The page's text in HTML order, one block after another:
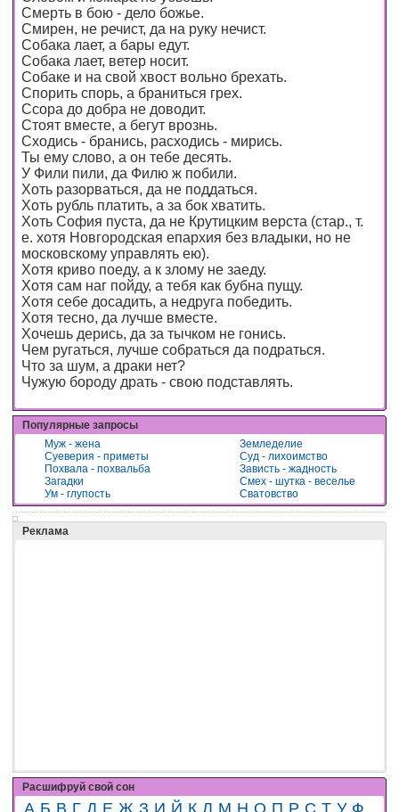
Смерть в бою - дело божье.
Смирен, не речист, да на руку нечист.
Собака лает, а бары едут.
Собака лает, ветер носит.
Собаке и на свой хвост вольно брехать.
Спорить спорь, а браниться грех.
Ссора до добра не доводит.
Стоят вместе, а бегут врознь.
Сходись - бранись, расходись - мирись.
Ты ему слово, а он тебе десять.
У Фили пили, да Филю ж побили.
Хоть разорваться, да не поддаться.
Хоть рубль платить, а за бок хватить.
Хоть София пуста, да не Крутицким верста (стар., т.
е. хотя Новгородская епархия без владыки, но не
московскому управлять ею).
Хотя криво поеду, а к злому не заеду.
Хотя сам наг пойду, а тебя как бубна пущу.
Хотя себе досадить, а недруга победить.
Хотя тесно, да лучше вместе.
Хочешь дерись, да за тычком не гонись.
Чем ругаться, лучше собраться да подраться.
Что за шум, а драки нет?
Чужую бороду драть - свою подставлять.
Популярные запросы
Муж - жена
Земледелие
Суеверия - приметы
Суд - лихоимство
Похвала - похвальба
Зависть - жадность
Загадки
Смех - шутка - веселье
Ум - глупость
Сватовство
Реклама
Расшифруй свой сон
А Б В Г Д Е Ж З И Й К Л М Н О П Р С Т У Ф